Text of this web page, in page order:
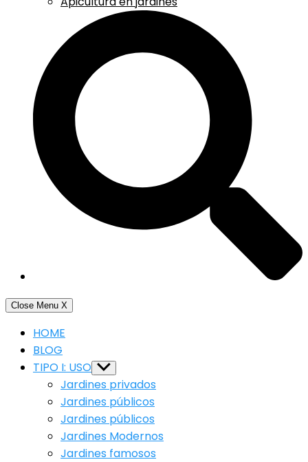
Close Menu X
HOME
BLOG
TIPO I: USO Show
sub
menu
Jardines privados
Jardines públicos
Jardines públicos
Jardines Modernos
Jardines famosos